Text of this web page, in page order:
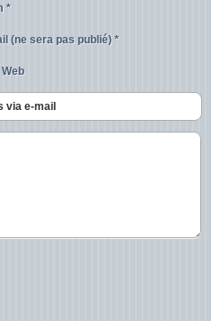
*
(ne sera pas publié) *
via e-mail